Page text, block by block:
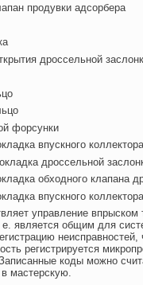
продувки адсорбера
дроссельной
форсунки
впускного коллектора
дроссельной
обходного клапана
впускного коллектора
управление
является общим для
неисправностей,
регистрируется
коды можно
мастерскую.